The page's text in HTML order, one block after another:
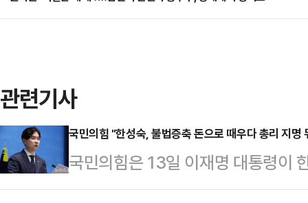
관련기사
국민의힘 "한성숙, 불법증축 돈으로 때우다 총리 지명
국민의힘은 13일 이재명 대통령이
고 "이번 인사는 이 대통령이 자신